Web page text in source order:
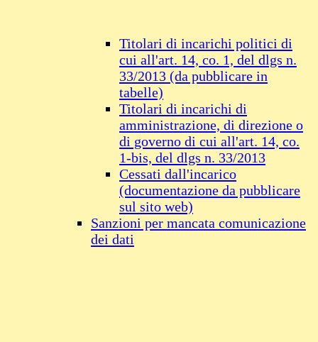
Titolari di incarichi politici di
cui all'art. 14, co. 1, del dlgs n.
33/2013 (da pubblicare in
tabelle)
Titolari di incarichi di
amministrazione, di direzione o
di governo di cui all'art. 14, co.
1-bis, del dlgs n. 33/2013
Cessati dall'incarico
(documentazione da pubblicare
sul sito web)
Sanzioni per mancata comunicazione
dei dati